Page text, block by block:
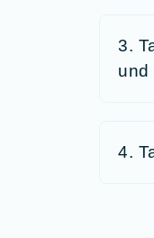
3.
und
4.